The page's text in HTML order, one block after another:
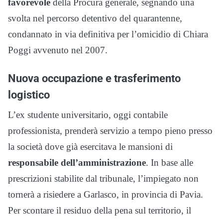
svolta nel percorso detentivo del quarantenne,
condannato in via definitiva per l’omicidio di Chiara
Poggi avvenuto nel 2007.
Nuova occupazione e trasferimento
logistico
L’ex studente universitario, oggi contabile
professionista, prenderà servizio a tempo pieno presso
la società dove già esercitava le mansioni di
responsabile dell’amministrazione. In base alle
prescrizioni stabilite dal tribunale, l’impiegato non
tornerà a risiedere a Garlasco, in provincia di Pavia.
Per scontare il residuo della pena sul territorio, il